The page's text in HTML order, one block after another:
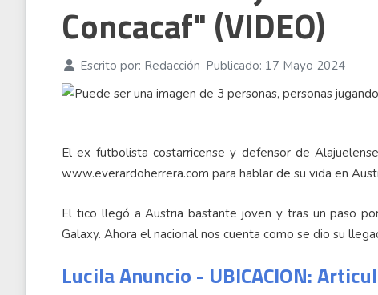
Concacaf" (VIDEO)
Escrito por: Redacción Publicado: 17 Mayo 2024
El ex futbolista costarricense y defensor de
www.everardoherrera.com para hablar de su vida en
El tico llegó a Austria bastante joven y tras un paso
Galaxy. Ahora el nacional nos cuenta como se dio su
Lucila Anuncio - UBICACION: